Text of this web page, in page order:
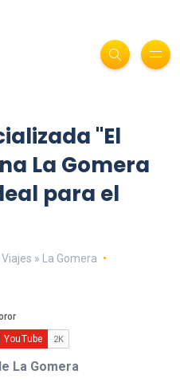
"El
La Gomera
para el
» La Gomera
La Gomera